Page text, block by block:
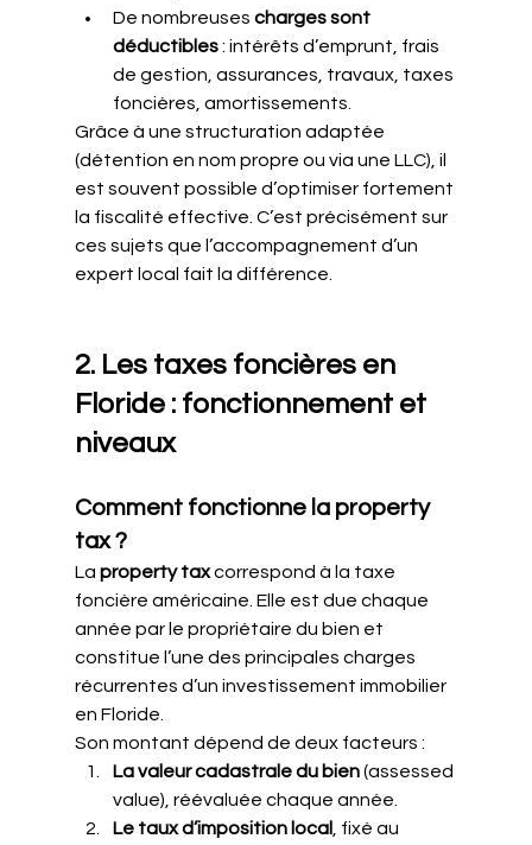
De nombreuses charges sont
déductibles : intérêts d’emprunt, frais
de gestion, assurances, travaux, taxes
foncières, amortissements.
Grâce à une structuration adaptée
(détention en nom propre ou via une LLC), il
est souvent possible d’optimiser fortement
la fiscalité effective. C’est précisément sur
ces sujets que l’accompagnement d’un
expert local fait la différence.
2. Les taxes foncières en
Floride : fonctionnement et
niveaux
Comment fonctionne la property
tax ?
La property tax correspond à la taxe
foncière américaine. Elle est due chaque
année par le propriétaire du bien et
constitue l’une des principales charges
récurrentes d’un investissement immobilier
en Floride.
Son montant dépend de deux facteurs :
La valeur cadastrale du bien (assessed
value), réévaluée chaque année.
Le taux d’imposition local
, fixé au